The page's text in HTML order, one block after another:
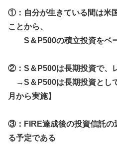
①：自分が生きている間は米
ことから、
S＆P500の積立投資をベ
②： S＆P500は長期投資で、
→S＆P500は長期投資とし
月から実施】
③：FIRE達成後の投資信託の
る予定である